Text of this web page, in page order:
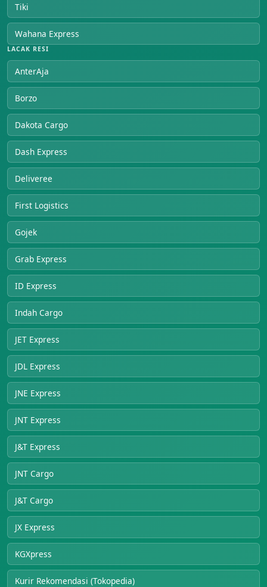
Tiki
Wahana Express
LACAK RESI
AnterAja
Borzo
Dakota Cargo
Dash Express
Deliveree
First Logistics
Gojek
Grab Express
ID Express
Indah Cargo
JET Express
JDL Express
JNE Express
JNT Express
J&T Express
JNT Cargo
J&T Cargo
JX Express
KGXpress
Kurir Rekomendasi (Tokopedia)